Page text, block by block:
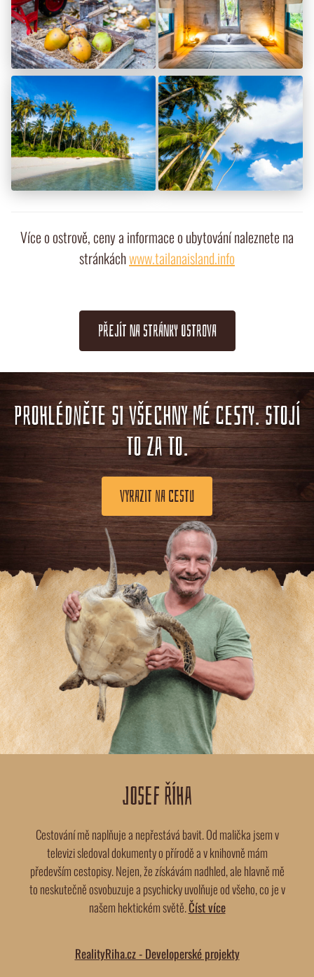
Více o ostrově, ceny a informace o ubytování naleznete na
stránkáchwww.tailanaisland.info
PŘEJÍT NA STRÁNKY OSTROVA
PROHLÉDNĚTE SI VŠECHNY MÉ CESTY. STOJÍ
TO ZA TO.
VYRAZIT NA CESTU
JOSEF ŘÍHA
Cestování mě naplňuje a nepřestává bavit. Od malička jsem v
televizi sledoval dokumenty o přírodě a v knihovně mám
především cestopisy. Nejen, že získávám nadhled, ale hlavně mě
to neskutečně osvobuzuje a psychicky uvolňuje od všeho, co je v
našem hektickém světě.Číst více
RealityRiha.cz - Developerské projekty